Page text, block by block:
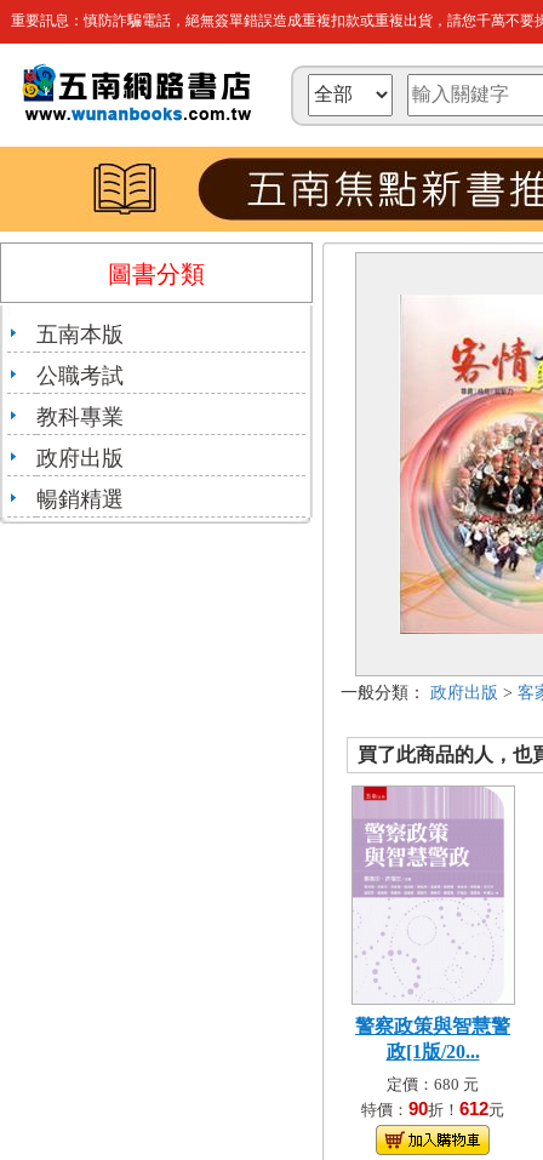
重要訊息：慎防詐騙電話，絕無簽單錯誤造成重複扣款或重複出貨，請您千萬不要
圖書分類
五南本版
公職考試
教科專業
政府出版
暢銷精選
一般分類： 政府出版 > 客
買了此商品的人，也
警察政策與智慧警
政[1版/20...
定價：680 元
特價： 90折！ 612元